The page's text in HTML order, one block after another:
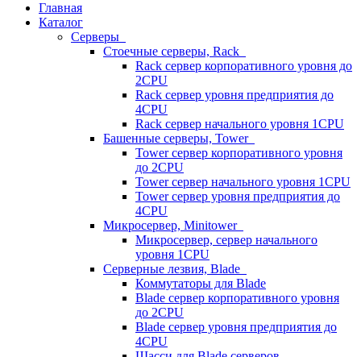
Главная
Каталог
Серверы
Стоечные серверы, Rack
Rack сервер корпоративного уровня до
2CPU
Rack сервер уровня предприятия до
4CPU
Rack сервер начального уровня 1CPU
Башенные серверы, Tower
Tower сервер корпоративного уровня
до 2CPU
Tower сервер начального уровня 1CPU
Tower сервер уровня предприятия до
4CPU
Микросервер, Minitower
Микросервер, сервер начального
уровня 1CPU
Серверные лезвия, Blade
Коммутаторы для Blade
Blade сервер корпоративного уровня
до 2CPU
Blade сервер уровня предприятия до
4CPU